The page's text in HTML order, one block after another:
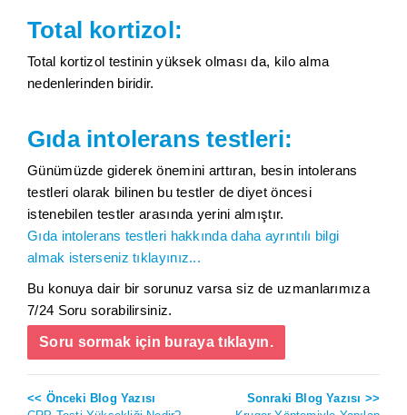
Total kortizol:
Total kortizol testinin yüksek olması da, kilo alma
nedenlerinden biridir.
Gıda intolerans testleri:
Günümüzde giderek önemini arttıran, besin intolerans
testleri olarak bilinen bu testler de diyet öncesi
istenebilen testler arasında yerini almıştır.
Gıda intolerans testleri hakkında daha ayrıntılı bilgi
almak isterseniz tıklayınız...
Bu konuya dair bir sorunuz varsa siz de uzmanlarımıza
7/24 Soru sorabilirsiniz.
Soru sormak için buraya tıklayın.
<< Önceki Blog Yazısı
Sonraki Blog Yazısı >>